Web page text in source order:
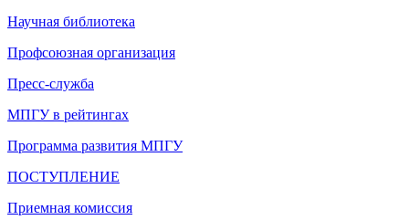
Научная библиотека
Профсоюзная организация
Пресс-служба
МПГУ в рейтингах
Программа развития МПГУ
ПОСТУПЛЕНИЕ
Приемная комиссия